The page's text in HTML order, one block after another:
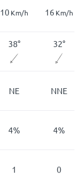
10Km/h 16 Km/h
38° 32°
NE NNE
4% 4%
1 0